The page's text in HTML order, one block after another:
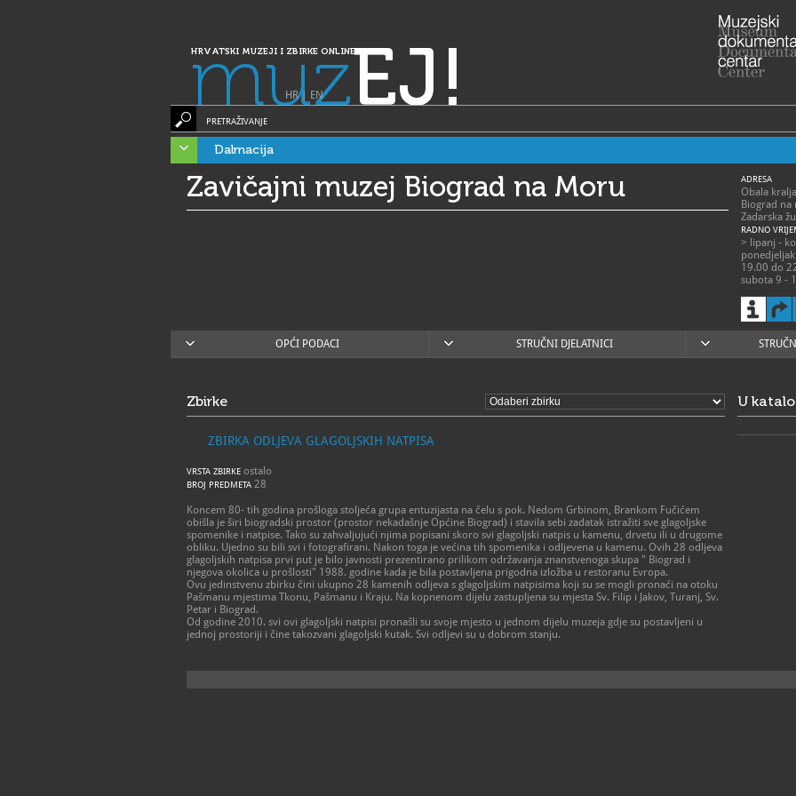
HRVATSKI MUZEJI I ZBIRKE ONLINE
muzEJ!
HR| EN
PRETRAŽIVANJE
Dalmacija
Zavičajni muzej Biograd na Moru ADRESA
Obala
Biograd na
Zadarska
RADNO
> lipanj -
19.00 do
subota 9 -
> rujan -
nedjeljom
T 023/
F 023/
OPĆI PODACI STRUČNI DJELATNICI
Zbirke
ZBIRKA ODLJEVA GLAGOLJSKIH NATPISA
VRSTA ZBIRKE ostalo
BROJ PREDMETA 28
Koncem 80- tih godina prošloga stoljeća grupa entuzijasta na čelu s pok. Nedom Grbinom, Brankom Fučićem
obišla je širi biogradski prostor (prostor nekadašnje Općine Biograd) i stavila sebi zadatak istražiti sve glagoljske
spomenike i natpise. Tako su zahvaljujući njima popisani skoro svi glagoljski natpis u kamenu, drvetu ili u drugome
obliku. Ujedno su bili svi i fotografirani. Nakon toga je većina tih spomenika i odljevena u kamenu. Ovih 28 odljeva
glagoljskih natpisa prvi put je bilo javnosti prezentirano prilikom održavanja znanstvenoga skupa " Biograd i
njegova okolica u prošlosti" 1988. godine kada je bila postavljena prigodna izložba u restoranu Evropa.
Ovu jedinstvenu zbirku čini ukupno 28 kamenih odljeva s glagoljskim natpisima koji su se mogli pronaći na otoku
Pašmanu mjestima Tkonu, Pašmanu i Kraju. Na kopnenom dijelu zastupljena su mjesta Sv. Filip i Jakov, Turanj, Sv.
Petar i Biograd.
Od godine 2010. svi ovi glagoljski natpisi pronašli su svoje mjesto u jednom dijelu muzeja gdje su postavljeni u
jednoj prostoriji i čine takozvani glagoljski kutak. Svi odljevi su u dobrom stanju.
U